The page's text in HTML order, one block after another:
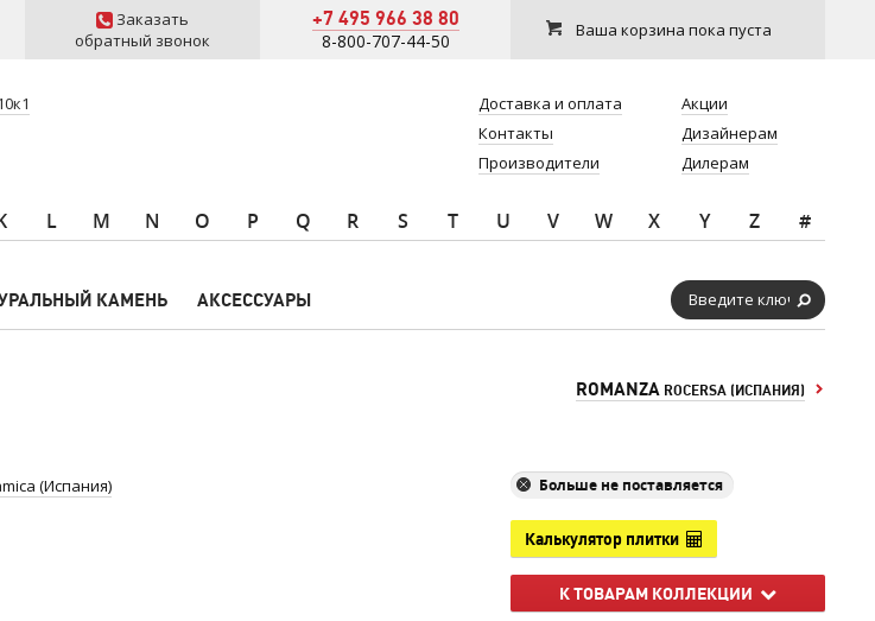
Заказать
обратный звонок
+7 495 966 38 80
8-800-707-44-50 Ваша корзина пока пуста
Доставка и оплата
Контакты
Производители
Акции
Дизайнерам
Дилерам
L M N O P Q R S T U V W X Y Z #
КАМЕНЬ АКСЕССУАРЫ
ROMANZA ROCERSA (ИСПАНИЯ)
(Испания)
Больше не поставляется
Калькулятор плитки
К ТОВАРАМ КОЛЛЕКЦИИ